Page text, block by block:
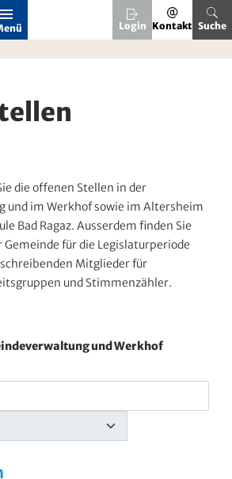
Login Kontakt Suche
die offenen Stellen in der
und im Werkhof sowie im Altersheim
Bad Ragaz. Ausserdem finden Sie
für die Legislaturperiode
Mitglieder für
und Stimmenzähler.
und Werkhof